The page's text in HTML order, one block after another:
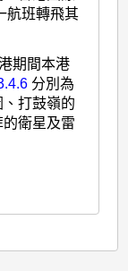
航班轉飛其
期間本港
分別為
打鼓嶺的
衛星及雷